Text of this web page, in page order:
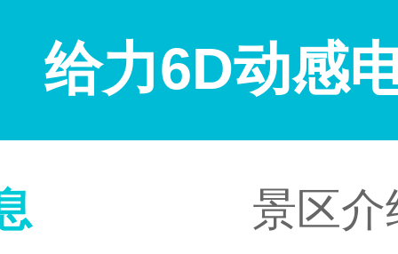
给力6D动感
景区介